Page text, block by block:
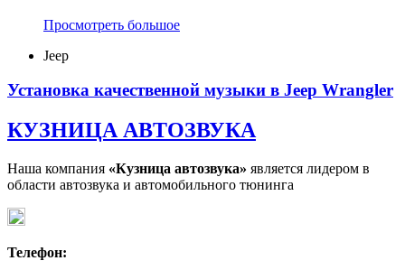
Просмотреть большое
Jeep
Установка качественной музыки в Jeep Wrangler
КУЗНИЦА АВТОЗВУКА
Наша компания «Кузница автозвука» является лидером в
области автозвука и автомобильного тюнинга
Телефон: